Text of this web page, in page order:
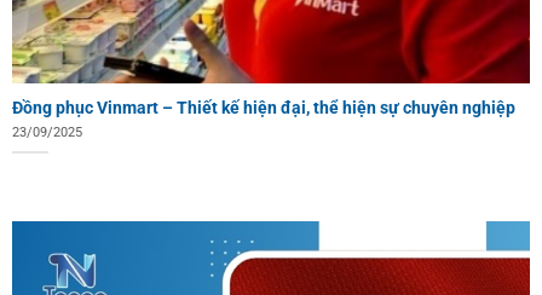
Đồng phục Vinmart – Thiết kế hiện đại, thể hiện sự chuyên nghiệp
23/09/2025